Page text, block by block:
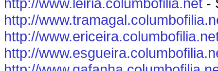
http://
http://
http://